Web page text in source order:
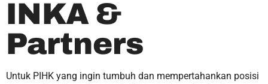
INKA &
Partners
Untuk PIHK yang ingin tumbuh dan mempertahankan posisi